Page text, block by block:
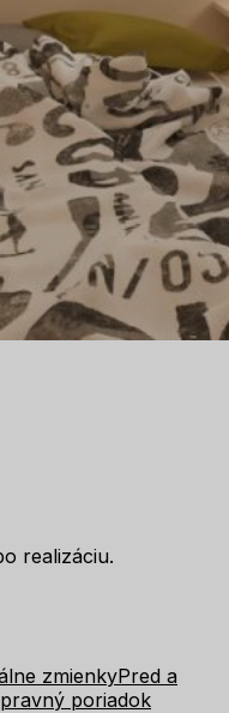
realizáciu.
zmienkyPred a
poriadok